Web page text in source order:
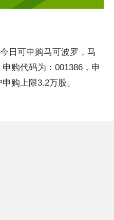
日可申购马可波罗，马
购代码为：001386，申
购上限3.2万股。